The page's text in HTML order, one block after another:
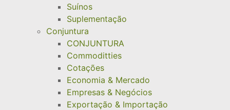
Suínos
Suplementação
Conjuntura
CONJUNTURA
Commoditties
Cotações
Economia & Mercado
Empresas & Negócios
Exportação & Importação